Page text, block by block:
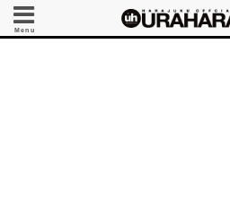
Menu